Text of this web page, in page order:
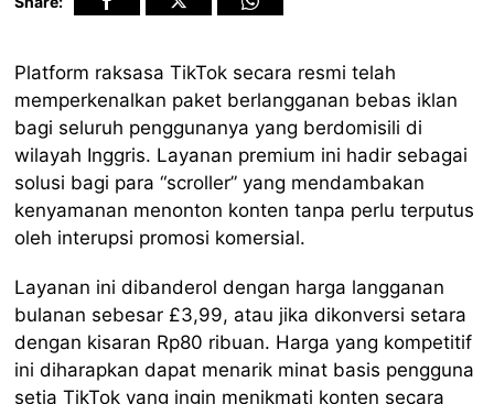
Platform raksasa TikTok secara resmi telah
memperkenalkan paket berlangganan bebas iklan
bagi seluruh penggunanya yang berdomisili di
wilayah Inggris. Layanan premium ini hadir sebagai
solusi bagi para “scroller” yang mendambakan
kenyamanan menonton konten tanpa perlu terputus
oleh interupsi promosi komersial.
Layanan ini dibanderol dengan harga langganan
bulanan sebesar £3,99, atau jika dikonversi setara
dengan kisaran Rp80 ribuan. Harga yang kompetitif
ini diharapkan dapat menarik minat basis pengguna
setia TikTok yang ingin menikmati konten secara